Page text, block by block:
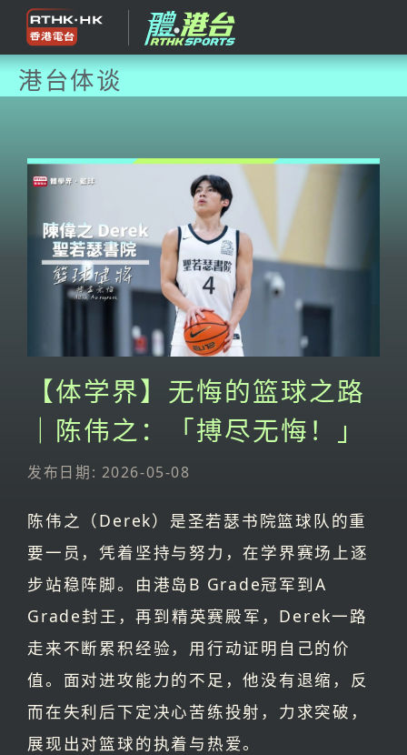
港台体谈
【体学界】无悔的篮球之路
｜陈伟之：「搏尽无悔！」
发布日期: 2026-05-08
陈伟之（Derek）是圣若瑟书院篮球队的重
要一员，凭着坚持与努力，在学界赛场上逐
步站稳阵脚。由港岛B Grade冠军到A
Grade封王，再到精英赛殿军，Derek一路
走来不断累积经验，用行动证明自己的价
值。面对进攻能力的不足，他没有退缩，反
而在失利后下定决心苦练投射，力求突破，
展现出对篮球的执着与热爱。